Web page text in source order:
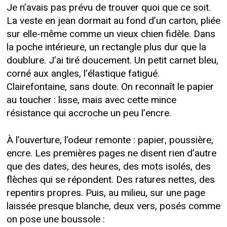
Je n’avais pas prévu de trouver quoi que ce soit.
La veste en jean dormait au fond d’un carton, pliée
sur elle-même comme un vieux chien fidèle. Dans
la poche intérieure, un rectangle plus dur que la
doublure. J’ai tiré doucement. Un petit carnet bleu,
corné aux angles, l’élastique fatigué.
Clairefontaine, sans doute. On reconnaît le papier
au toucher : lisse, mais avec cette mince
résistance qui accroche un peu l’encre.
À l’ouverture, l’odeur remonte : papier, poussière,
encre. Les premières pages ne disent rien d’autre
que des dates, des heures, des mots isolés, des
flèches qui se répondent. Des ratures nettes, des
repentirs propres. Puis, au milieu, sur une page
laissée presque blanche, deux vers, posés comme
on pose une boussole :